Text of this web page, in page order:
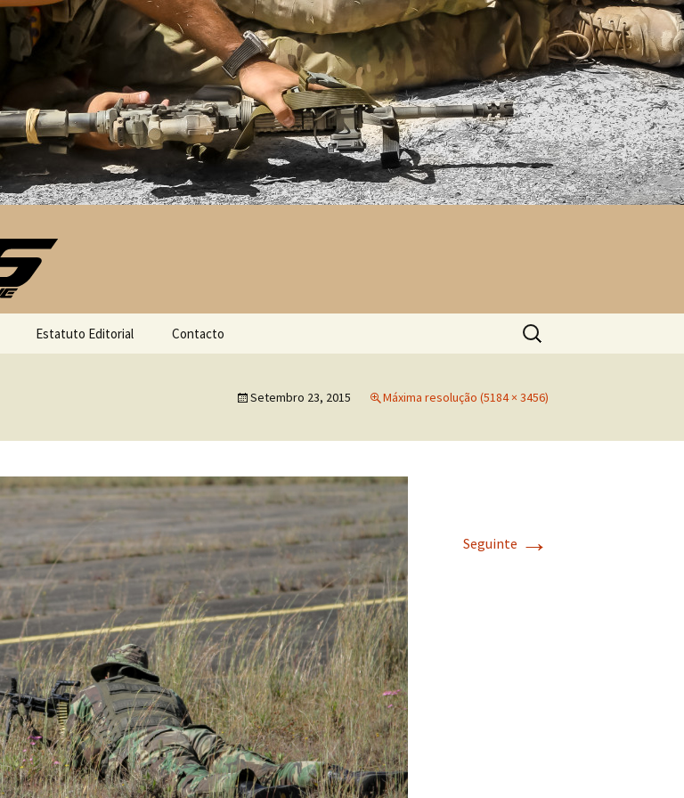
Estatuto Editorial Contacto
Pesquisar
por:
Setembro 23, 2015 Máxima resolução (5184 × 3456)
Seguinte →